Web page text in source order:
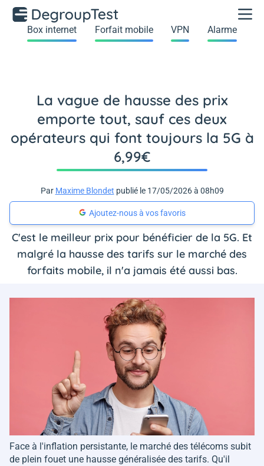
Box internet Forfait mobile VPN Alarme
La vague de hausse des prix
emporte tout, sauf ces deux
opérateurs qui font toujours la 5G à
6,99€
Par Maxime Blondet publié le 17/05/2026 à 08h09
Ajoutez-nous à vos favoris
C'est le meilleur prix pour bénéficier de la 5G. Et
malgré la hausse des tarifs sur le marché des
forfaits mobile, il n'a jamais été aussi bas.
Face à l'inflation persistante, le marché des télécoms subit
de plein fouet une hausse généralisée des tarifs. Qu'il